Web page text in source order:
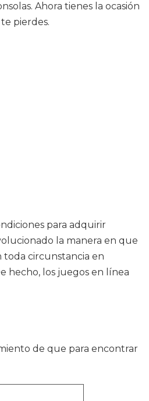
Ahora tienes la ocasión
pierdes.
para adquirir
la manera en que
toda circunstancia en
hecho, los juegos en línea
de que para encontrar